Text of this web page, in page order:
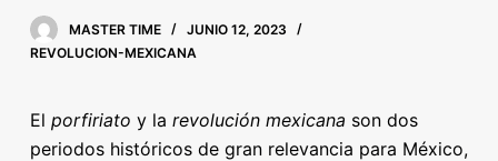
MASTER TIME
JUNIO 12, 2023
REVOLUCION-MEXICANA
El porfiriato y la revolución mexicana son dos
periodos históricos de gran relevancia para México,